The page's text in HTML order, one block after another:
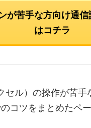
が苦手な方向け通信
はコチラ
セル）の操作が苦手
コツをまとめたペ